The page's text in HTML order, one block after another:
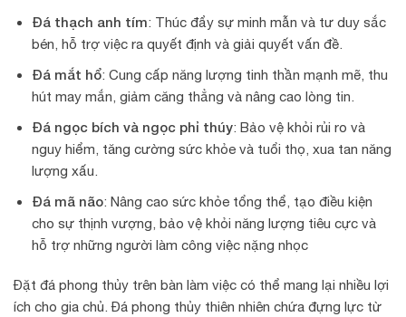
Đá thạch anh tím: Thúc đẩy sự minh mẫn và tư duy sắc
bén, hỗ trợ việc ra quyết định và giải quyết vấn đề.
Đá mắt hổ: Cung cấp năng lượng tinh thần mạnh mẽ, thu
hút may mắn, giảm căng thẳng và nâng cao lòng tin.
Đá ngọc bích và ngọc phỉ thúy: Bảo vệ khỏi rủi ro và
nguy hiểm, tăng cường sức khỏe và tuổi thọ, xua tan năng
lượng xấu.
Đá mã não: Nâng cao sức khỏe tổng thể, tạo điều kiện
cho sự thịnh vượng, bảo vệ khỏi năng lượng tiêu cực và
hỗ trợ những người làm công việc nặng nhọc
Đặt đá phong thủy trên bàn làm việc có thể mang lại nhiều lợi
ích cho gia chủ. Đá phong thủy thiên nhiên chứa đựng lực từ